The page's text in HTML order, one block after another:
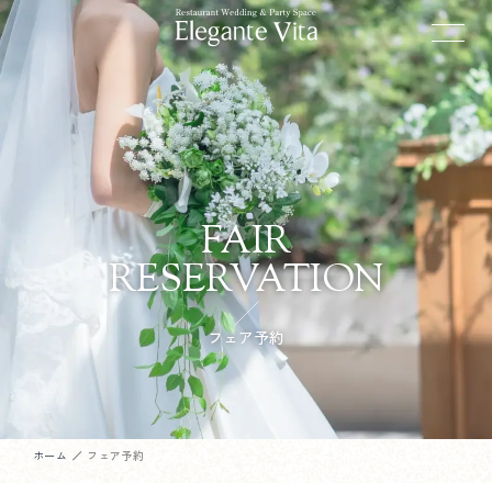
FAIR
RESERVATION
フェア予約
ホーム フェア予約